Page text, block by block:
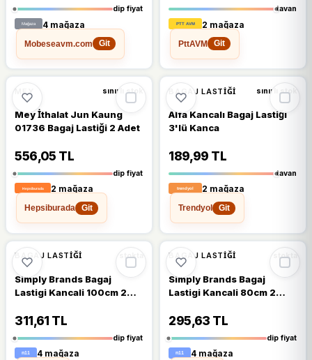
dip fiyat
4 mağaza
Mobeseavm.com
Git
tavan
2 mağaza
PttAVM
Git
%26 %26 DÜŞTÜ
MEY sınırlı stok
Mey İthalat Jun Kaung
01736 Bagaj Lastiği 2 Adet
556,05 TL
dip fiyat
2 mağaza
Hepsiburada
Git
%28 %28 DÜŞTÜ
BAGAJ LASTIĞI sınırlı stok
Alfa Kancalı Bagaj Lastiği
3'lü Kanca
189,99 TL
tavan
2 mağaza
Trendyol
Git
%20 %20 DÜŞTÜ
BAGAJ LASTIĞI stokta
Simply Brands Bagaj
Lastigi Kancali 100cm 2
311,61 TL
dip fiyat
4 mağaza
%20 %20 DÜŞTÜ
BAGAJ LASTIĞI stokta
Simply Brands Bagaj
Lastigi Kancali 80cm 2
295,63 TL
dip fiyat
4 mağaza